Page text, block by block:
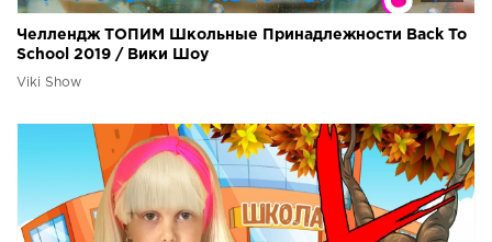
Челлендж ТОПИМ Школьные Принадлежности Back To
School 2019 / Вики Шоу
Viki Show